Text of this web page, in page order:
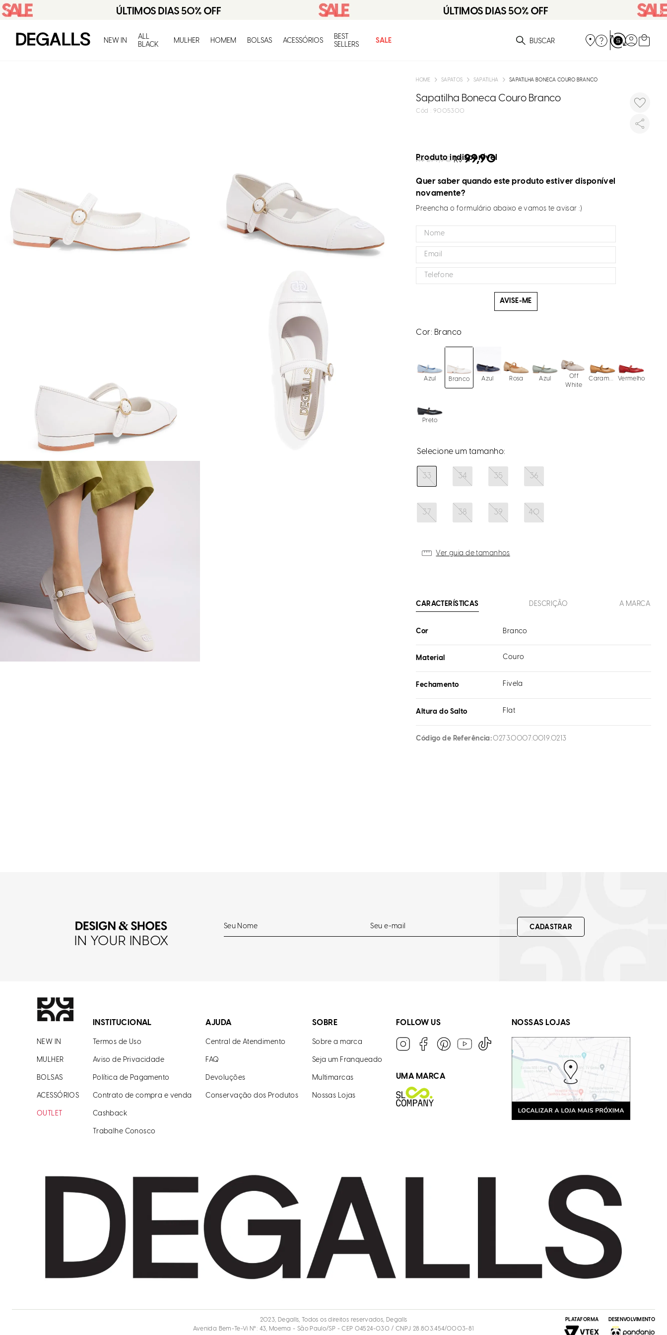
NEW IN
ALL
BLACK
MULHER HOMEM BOLSAS ACESSÓRIOS
BEST
SELLERS
SALE O que você está procurando?
SAPATOS SAPATILHA SAPATILHA BONECA COURO BRANCO
Sapatilha Boneca Couro Branco
: 9005300
R$ 279,90 R$ 99,90
Produto indisponível
Quer saber quando este produto estiver disponível
novamente?
Preencha o formulário abaixo e vamos te avisar :)
AVISE-ME
Cor: Branco
Azul Branco Azul Rosa Azul
Off
White
Caramelo Vermelho
Preto
33 34 35 36
37 38 39 40
Ver guia de tamanhos
CARACTERÍSTICAS DESCRIÇÃO A MARCA
Cor Branco
Material Couro
Fechamento Fivela
Altura do Salto Flat
Código de Referência 0273.0007.0019.0213
IN YOUR INBOX
CADASTRAR
NEW IN
MULHER
BOLSAS
ACESSÓRIOS
OUTLET
INSTITUCIONAL
Termos de Uso
Aviso de Privacidade
Política de Pagamento
Contrato de compra e venda
Cashback
Trabalhe Conosco
AJUDA
Central de Atendimento
FAQ
Devoluções
Conservação dos Produtos
SOBRE
Sobre a marca
Seja um Franqueado
Multimarcas
Nossas Lojas
FOLLOW US
UMA MARCA
NOSSAS LOJAS
2023, Degalls, Todos os direitos reservados, Degalls
Avenida Bem-Te-Vi N°: 43, Moema - São Paulo/SP - CEP 04524-030 / CNPJ 28.803.454/0003-81
PLATAFORMA DESENVOLVIMENTO